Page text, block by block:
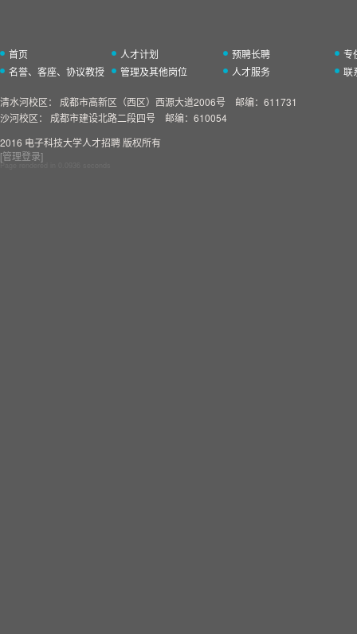
首页 人才计划 预聘长聘
专
名誉、客座、协议教授
管理及其他岗位 人才服务 联
清水河校区：
成都市高新区（西区）西源大道2006号 邮编：611731
沙河校区：
成都市建设北路二段四号 邮编：610054
2016 电子科技大学人才招聘 版权所有
[管理登录]
Page rendered in